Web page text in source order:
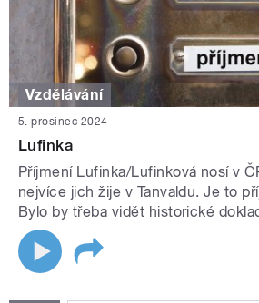
Vzdělávání
5. prosinec 2024
Lufinka
Příjmení Lufinka/Lufinková nosí v
nejvíce jich žije v Tanvaldu. Je to
Bylo by třeba vidět historické